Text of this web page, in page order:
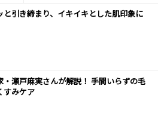
と引き締まり、イキイキとした肌印象に
・瀬戸麻実さんが解説！ 手間いらずの毛
すみケア